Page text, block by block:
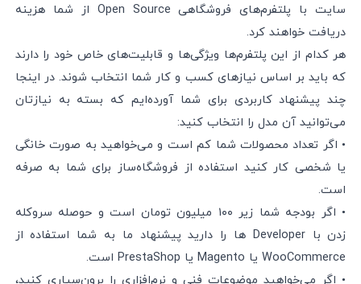
سایت با پلتفرم‌های فروشگاهی Open Source از شما هزینه
دریافت خواهند کرد.
هر کدام از این پلتفرم‌ها ویژگی‌ها و قابلیت‌های خاص خود را دارند
که باید بر اساس نیازهای کسب و کار شما انتخاب شوند. در اینجا
چند پیشنهاد کاربردی برای شما آورده‌ایم که بسته به نیازتان
می‌توانید آن مدل را انتخاب کنید:
• اگر تعداد محصولات شما کم است و می‌خواهید به صورت خانگی
یا شخصی کار کنید استفاده از فروشگاه‌ساز‌ برای شما به صرفه
است.
• اگر بودجه شما زیر ۱۰۰ میلیون تومان است و حوصله سروکله
زدن با Developer‌ ها را دارید پیشنهاد ما به شما استفاده از
WooCommerce یا Magento یا PrestaShop‌ است.
• اگر می‌خواهید موضوعات فنی و نرم‌افزاری را برون‌سپاری کنید،